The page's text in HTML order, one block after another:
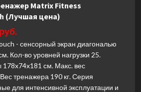
Matrix Fitness
(Лучшая цена)
- сенсорный экран диагональю
Кол-во уровней нагрузки 25.
см. Макс. вес
тренажера 190 кг. Серия
для интенсивной эксплуатации и